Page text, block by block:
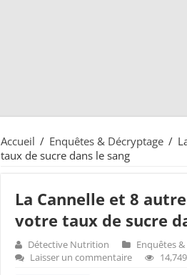
Accueil / Enquêtes & Décryptage /
taux de sucre dans le sang
La Cannelle et 8
votre taux de sucre
Détective Nutrition Enquêtes
Laisser un commentaire